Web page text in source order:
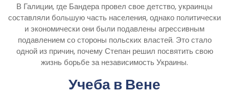
В Галиции, где Бандера провел свое детство, украинцы
составляли большую часть населения, однако политически
и экономически они были подавлены агрессивным
подавлением со стороны польских властей. Это стало
одной из причин, почему Степан решил посвятить свою
жизнь борьбе за независимость Украины.
Учеба в Вене